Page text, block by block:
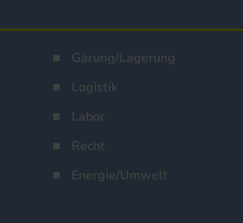
Gärung/Lagerung
Logistik
Labor
Recht
Energie/Umwelt